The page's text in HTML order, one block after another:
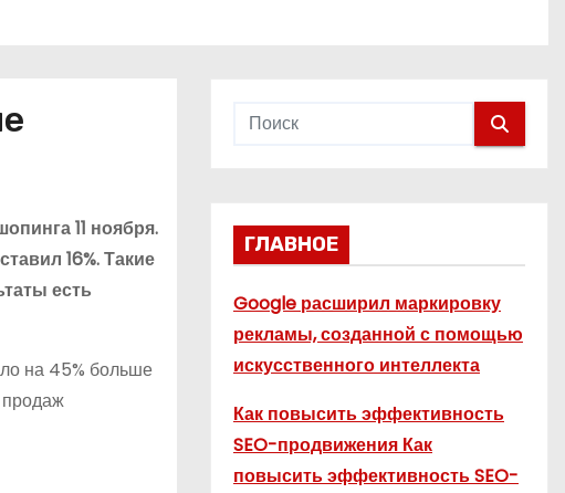
11 ноября.
16%. Такие
есть
на 45% больше
продаж
ГЛАВНОЕ
Google расширил маркировку
рекламы, созданной с помощью
искусственного интеллекта
Как повысить эффективность
SEO-продвижения Как
повысить эффективность SEO-